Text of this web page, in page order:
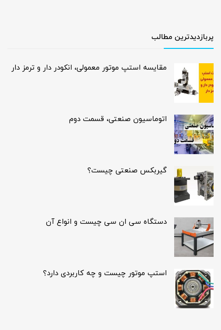
پربازدیدترین مطالب
مقایسه استپ موتور معمولی، انکودر دار و ترمز دار
اتوماسیون صنعتی، قسمت دوم
گیربکس صنعتی چیست؟
دستگاه سی ان سی چیست و انواع آن
استپ موتور چیست و چه کاربردی دارد؟